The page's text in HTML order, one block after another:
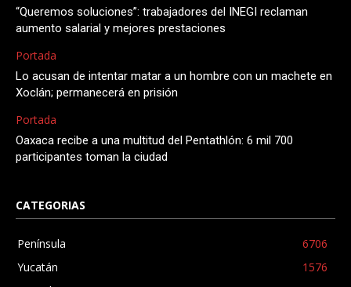
“Queremos soluciones”: trabajadores del INEGI reclaman
aumento salarial y mejores prestaciones
Portada
Lo acusan de intentar matar a un hombre con un machete en
Xoclán; permanecerá en prisión
Portada
Oaxaca recibe a una multitud del Pentathlón: 6 mil 700
participantes toman la ciudad
CATEGORIAS
Península
6706
Yucatán
1576